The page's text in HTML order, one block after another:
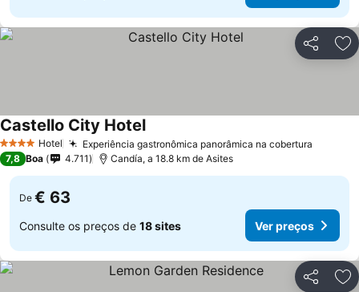
Partilhar
4 EstrelasHotel Experiência gastronômica panorâmica na cobertura
Castello City Hotel
7,8 Boa 4.711 Candía, a 18.8 km de Asites
De € 63
Consulte os preços de 18 sites Ver preços
Partilhar